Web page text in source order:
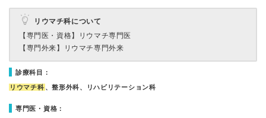
リウマチ科について
【専門医・資格】
リウマチ専門医
【専門外来】
リウマチ専門外来
診療科目：
リウマチ科 、整形外科、リハビリテーション科
専門医・資格：